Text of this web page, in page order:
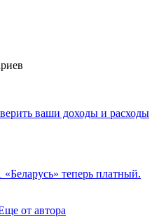
ваши доходы и расходы
теперь платный.
от автора